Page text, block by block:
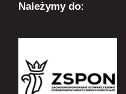
Należymy do: